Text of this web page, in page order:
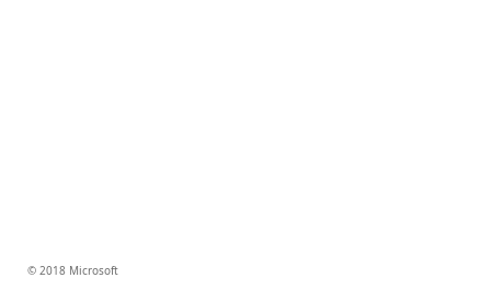
© 2018 Microsoft